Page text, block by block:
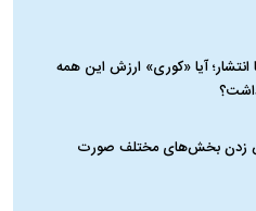
انتشار؛ آیا «کوری» ارزش این همه
بخش‌های مختلف صورت